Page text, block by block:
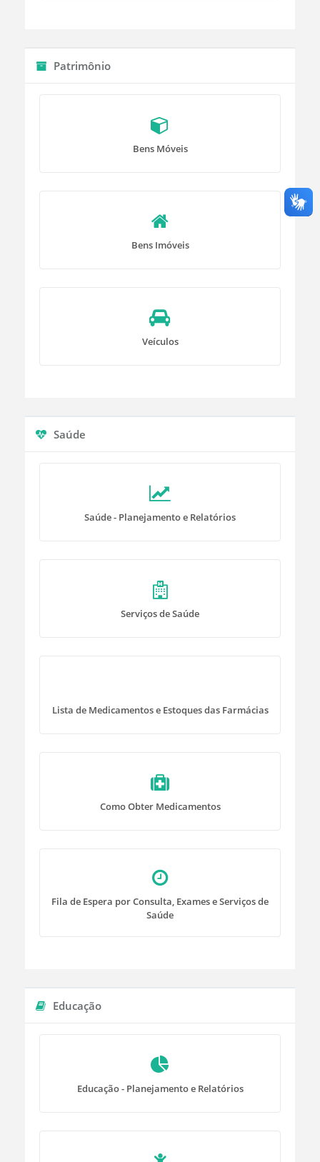
Patrimônio
Bens Móveis
Bens Imóveis
Veículos
Saúde
Saúde - Planejamento e Relatórios
Serviços de Saúde
Lista de Medicamentos e Estoques das Farmácias
Como Obter Medicamentos
Fila de Espera por Consulta, Exames e Serviços de
Saúde
Educação
Educação - Planejamento e Relatórios